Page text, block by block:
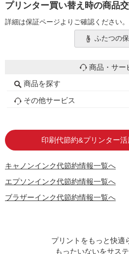
プリンター買い替え時の商品
詳細は保証ページよりご確認ください。
ふたつの
商品・サー
商品を探す
初心者用セット
キャノンインク
エプソンインク
ブラザーインク
詰め替えインク
互換インクボトル
互換インクカートリッジ
再生インクカートリッジ
トナーカートリッジ
その他サービス
印刷代節約&プリンター
キャノンインク代節約情報一覧へ
エプソンインク代節約情報一覧へ
ブラザーインク代節約情報一覧へ
プリントをもっと快適
もったいないをサステ